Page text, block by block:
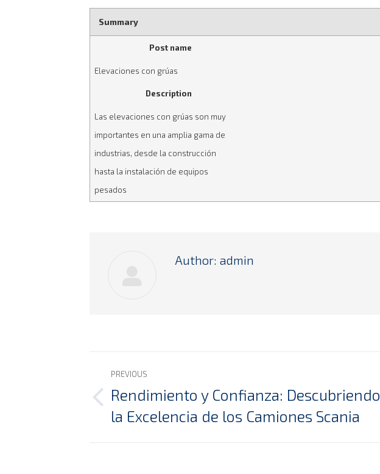
Summary
Post name
Elevaciones con grúas
Description
Las elevaciones con grúas son muy
importantes en una amplia gama de
industrias, desde la construcción
hasta la instalación de equipos
pesados
Author: admin
Post
navigation
PREVIOUS
Previous
post:
Rendimiento y Confianza: Descubriendo
la Excelencia de los Camiones Scania